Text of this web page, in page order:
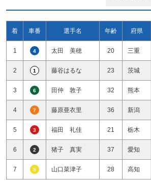
着 車番 選手名 年齢 府県
1 4 太田 美穂 20 三重
2 1 藤谷はるな 23 茨城
3 6 田仲 敦子 32 熊本
4 7 藤原亜衣里 36 新潟
5 3 福田 礼佳 21 栃木
6 2 猪子 真実 37 愛知
7 5 山口菜津子 28 高知